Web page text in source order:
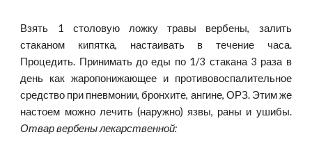
Взять 1 столовую ложку травы вербены, залить
стаканом кипятка, настаивать в течение часа.
Процедить. Принимать до еды по 1/3 стакана 3 раза в
день как жаропонижающее и противовоспалительное
средство при пневмонии, бронхите, ангине, ОРЗ. Этим же
настоем можно лечить (наружно) язвы, раны и ушибы.
Отвар вербены лекарственной: